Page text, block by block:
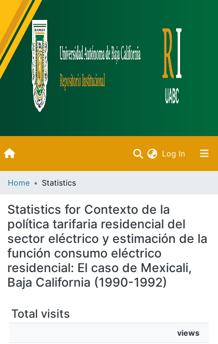
Log In(current)
All of DSpace
Bibliotecas
Home Statistics
Statistics for Contexto de la
política tarifaria residencial del
sector eléctrico y estimación de la
función consumo eléctrico
residencial: El caso de Mexicali,
Baja California (1990-1992)
Total visits
views